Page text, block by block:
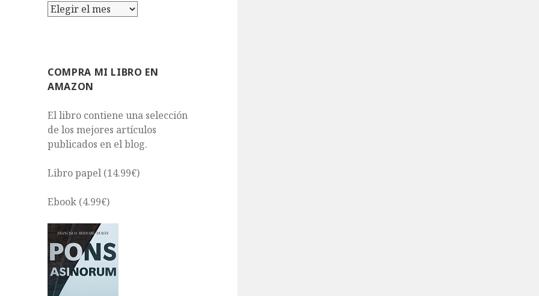
Archivos
COMPRA MI LIBRO EN
AMAZON
El libro contiene una selección
de los mejores artículos
publicados en el blog.
Libro papel (14.99€)
Ebook (4.99€)